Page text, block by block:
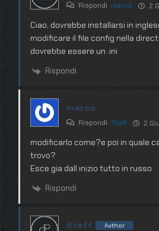
Rispondi marco 2
Ciao, dovrebbe installarsi in
modificare il file config nella
dovrebbe essere un .ini
Rispondi
marco
Rispondi Staff 2
modificarlo come?e poi in quale
trovo?
Esce gia dall inizio tutto in russo
Rispondi
Staff Author